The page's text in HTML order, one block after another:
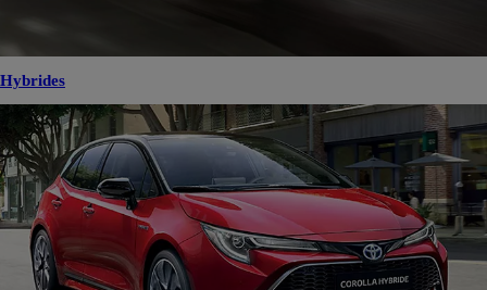
Hybrides